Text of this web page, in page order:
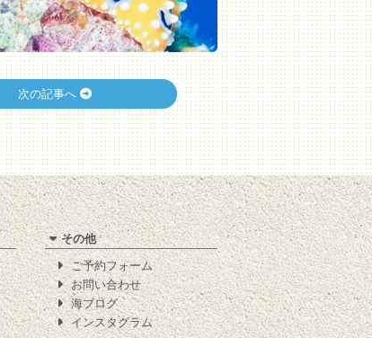
次の記事へ
その他
ご予約フォーム
お問い合わせ
海ブログ
インスタグラム